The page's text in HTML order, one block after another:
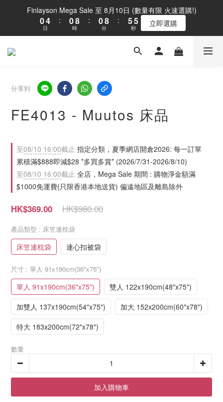
Finlayson Mega Sale 至 8月10日 (數量有限 火速選購!)
1
0
5
4
3
日
:
1
0
9
8
7
2
1
時
:
1
0
9
8
7
2
1
分
:
6
5
4
5
4
3
1
秒 立即選購
分享到
FE4013 - Muutos 床品
至08/10 16:00截止 指定分類，夏季網店開倉2026: 每一訂單
累積滿$888即減$28 *多買多賞* (2026/7/31-2026/8/10)
至08/10 16:00截止 全店，Mega Sale 期間 : 購物淨金額滿
$1000免運費(只限香港本地送貨) 偏遠地區及離島除外
HK$980.00
HK$369.00
產品類型 : 床笠連枕袋
床笠連枕袋 連心扣被袋
尺寸 : 單人 91x190cm(36"x75")
單人 91x190cm(36"x75")
雙人 122x190cm(48"x75")
加雙人 137x190cm(54"x75")
加大 152x200cm(60"x78")
特大 183x200cm(72"x78")
數量
加入購物車